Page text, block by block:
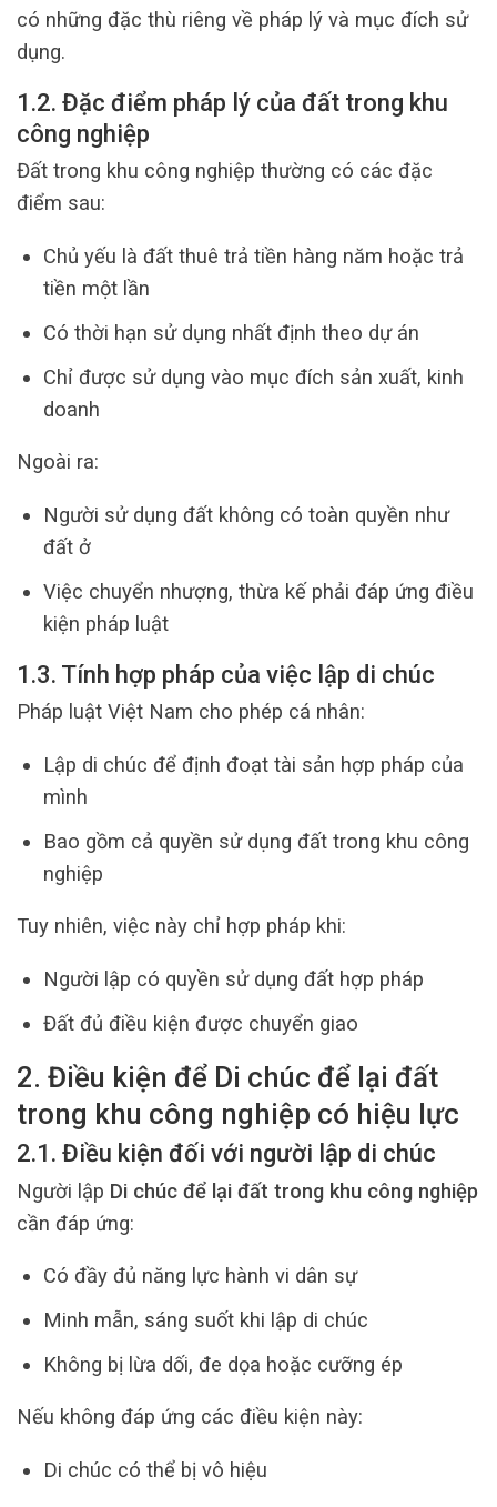
có những đặc thù riêng về pháp lý và mục đích sử
dụng.
1.2. Đặc điểm pháp lý của đất trong khu
công nghiệp
Đất trong khu công nghiệp thường có các đặc
điểm sau:
Chủ yếu là đất thuê trả tiền hàng năm hoặc trả
tiền một lần
Có thời hạn sử dụng nhất định theo dự án
Chỉ được sử dụng vào mục đích sản xuất, kinh
doanh
Ngoài ra:
Người sử dụng đất không có toàn quyền như
đất ở
Việc chuyển nhượng, thừa kế phải đáp ứng điều
kiện pháp luật
1.3. Tính hợp pháp của việc lập di chúc
Pháp luật Việt Nam cho phép cá nhân:
Lập di chúc để định đoạt tài sản hợp pháp của
mình
Bao gồm cả quyền sử dụng đất trong khu công
nghiệp
Tuy nhiên, việc này chỉ hợp pháp khi:
Người lập có quyền sử dụng đất hợp pháp
Đất đủ điều kiện được chuyển giao
2. Điều kiện để Di chúc để lại đất
trong khu công nghiệp có hiệu lực
2.1. Điều kiện đối với người lập di chúc
Người lập Di chúc để lại đất trong khu công nghiệp
cần đáp ứng:
Có đầy đủ năng lực hành vi dân sự
Minh mẫn, sáng suốt khi lập di chúc
Không bị lừa dối, đe dọa hoặc cưỡng ép
Nếu không đáp ứng các điều kiện này:
Di chúc có thể bị vô hiệu